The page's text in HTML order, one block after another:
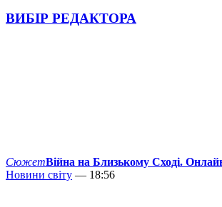
ВИБІР РЕДАКТОРА
СюжетВійна на Близькому Сході.
Новини світу — 18:56